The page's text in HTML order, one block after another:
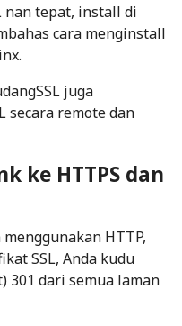
nan tepat, install di
cara menginstall
.
juga
secara remote dan
ke HTTPS dan
HTTP,
SSL, Anda kudu
301 dari semua laman